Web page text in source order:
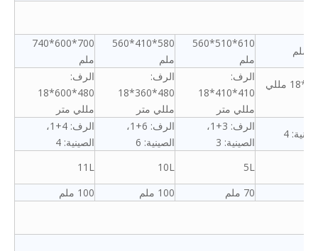
610*510*560
ملم
580*410*560
ملم
700*600*740
ملم
الرف: 480*360*18 مللي
الرف:
410*410*18
مللي متر
الرف:
480*360*18
مللي متر
الرف:
480*600*18
مللي متر
الرف: 3+1،
الصينية: 3
الرف: 6+1،
الصينية: 6
الرف: 4+1،
الصينية: 4
5L
10L
11L
70 ملم
100 ملم 100 ملم